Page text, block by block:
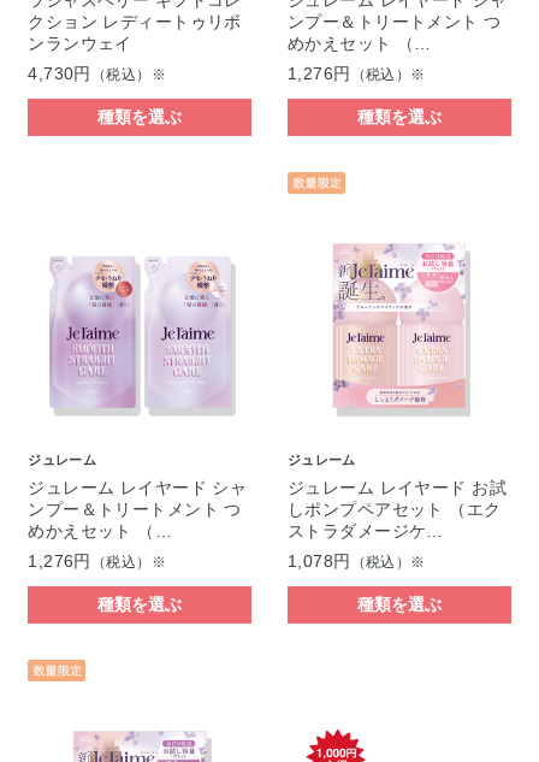
クション レディートゥリボ
ンランウェイ
4,730円
（税込）※
種類を選ぶ
ンプー＆トリートメント つ
めかえセット （…
1,276円
（税込）※
種類を選ぶ
ジュレーム
ジュレーム レイヤード シャ
ンプー＆トリートメント つ
めかえセット （…
1,276円
（税込）※
種類を選ぶ
ジュレーム
ジュレーム レイヤード お試
しポンプペアセット （エク
ストラダメージケ…
1,078円
（税込）※
種類を選ぶ